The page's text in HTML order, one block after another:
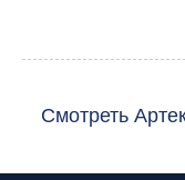
Смотреть